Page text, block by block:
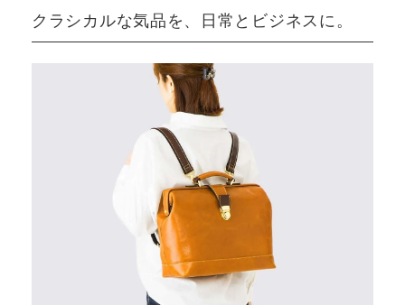
クラシカルな気品を、日常とビジネスに。